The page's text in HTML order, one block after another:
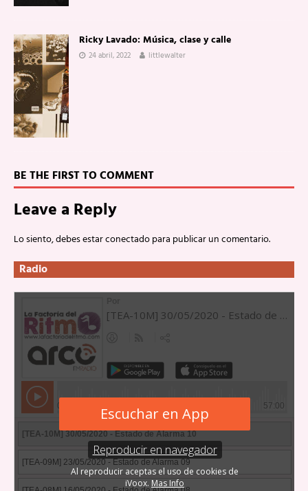
Ricky Lavado: Música, clase y calle
24 abril, 2022 littlewalter
BE THE FIRST TO COMMENT
Leave a Reply
Lo siento, debes estarconectadopara publicar un comentario.
Radio